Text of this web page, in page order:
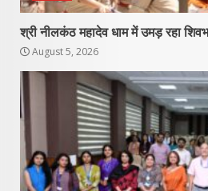
श्री नीलकंठ महादेव धाम में उमड़ रहा
August 5, 2026